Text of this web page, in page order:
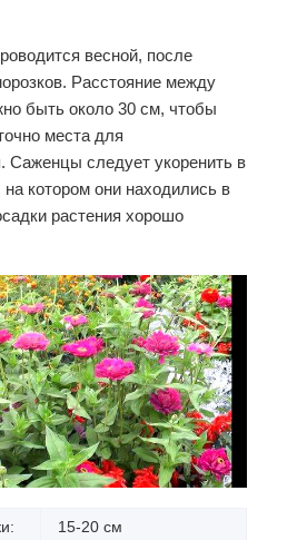
весной, после
Расстояние между
быть около 30 см, чтобы
места для
Саженцы следует укоренить в
котором они находились в
растения хорошо
15-20 см